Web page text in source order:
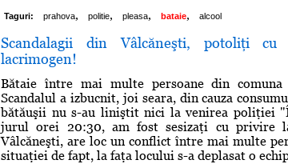
Taguri: prahova, politie, pleasa, bataie, alcool
Scandalagii din Vâlcăneşti, potoliţi
lacrimogen!
Bătaie între mai multe persoane din comuna
Scandalul a izbucnit, joi seara, din cauza
bătăuşii nu s-au liniştit nici la venirea poliţiei
jurul orei 20:30, am fost sesizaţi cu privire
Vâlcăneşti, are loc un conflict între mai multe
situaţiei de fapt, la faţa locului s-a deplasat o